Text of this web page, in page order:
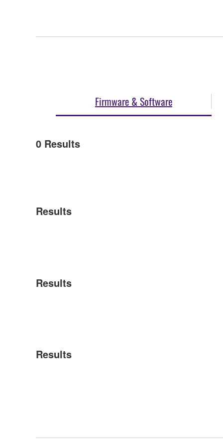
Firmware & Software
0 Results
Results
Results
Results